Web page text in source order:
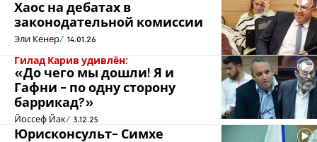
Хаос на дебатах в
законодательной комиссии
Эли Кенер 14.01.26
Гилад Карив удивлён:
«До чего мы дошли! Я и
Гафни - по одну сторону
баррикад?»
Йоссеф Йак 3.12.25
Юрисконсульт- Симхе